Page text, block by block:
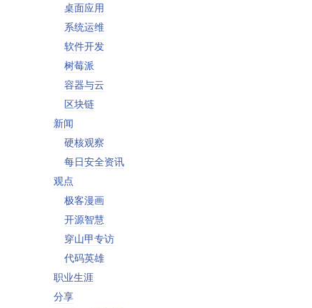
桌面应用
系统运维
软件开发
树莓派
容器与云
区块链
新闻
硬核观察
每日安全资讯
观点
极客漫画
开源智慧
穿山甲专访
代码英雄
职业生涯
分享